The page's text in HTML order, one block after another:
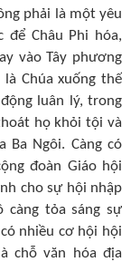
phải là một yêu
Châu Phi hóa,
vào Tây phương
Chúa xuống thế
luân lý, trong
họ khỏi tội và
Ba Ngôi. Càng có
đoàn Giáo hội
cho sự hội nhập
càng tỏa sáng sự
nhiều cơ hội hội
chỗ văn hóa địa